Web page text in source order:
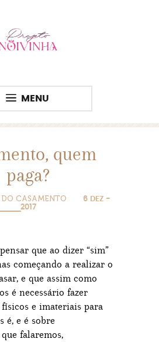
MENU
quem
paga?
CASAMENTO
6 DEZ -
2017
que ao dizer “sim”
começando a realizar o
e que assim como
é necessário fazer
e imateriais para
é, e é sobre
falaremos,